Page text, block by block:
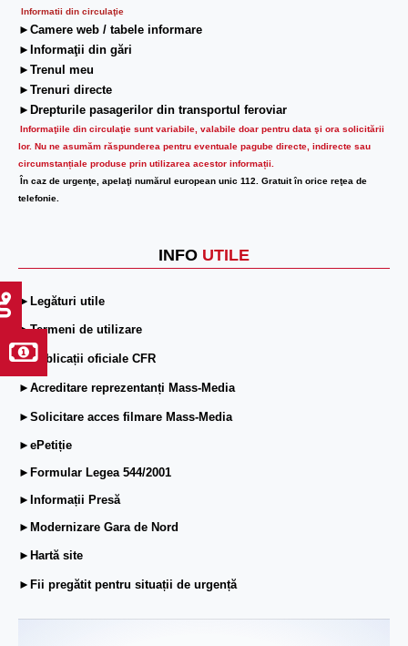
Informatii din circulaţie
►Camere web / tabele informare
►Informaţii din gări
►Trenul meu
►Trenuri directe
►Drepturile pasagerilor din transportul feroviar
Informaţiile din circulaţie sunt variabile, valabile doar pentru data şi ora solicitării
lor. Nu ne asumăm răspunderea pentru eventuale pagube directe, indirecte sau
circumstanțiale produse prin utilizarea acestor informații.
În caz de urgenţe, apelaţi numărul european unic 112. Gratuit în orice reţea de
telefonie.
INFO UTILE
►Legături utile
►Termeni de utilizare
►Publicații oficiale CFR
►Acreditare reprezentanți Mass-Media
►Solicitare acces filmare Mass-Media
►ePetiție
►Formular Legea 544/2001
►Informații Presă
►Modernizare Gara de Nord
►Hartă site
►Fii pregătit pentru situații de urgență